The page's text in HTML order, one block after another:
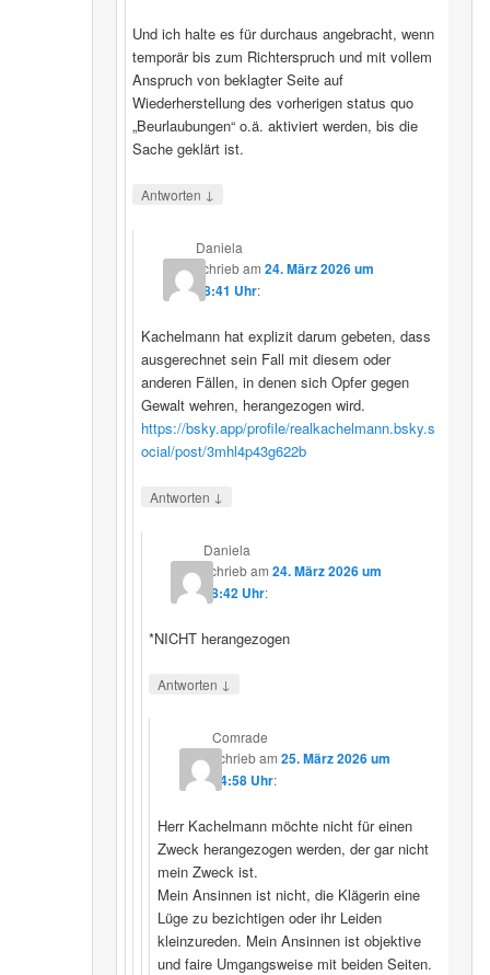
Und ich halte es für durchaus angebracht, wenn
temporär bis zum Richterspruch und mit vollem
Anspruch von beklagter Seite auf
Wiederherstellung des vorherigen status quo
„Beurlaubungen“ o.ä. aktiviert werden, bis die
Sache geklärt ist.
Antworten ↓
Daniela
schriebam 24. März 2026 um
08:41 Uhr:
Kachelmann hat explizit darum gebeten, dass
ausgerechnet sein Fall mit diesem oder
anderen Fällen, in denen sich Opfer gegen
Gewalt wehren, herangezogen wird.
https://bsky.app/profile/realkachelmann.bsky.s
ocial/post/3mhl4p43g622b
Antworten ↓
Daniela
schriebam24. März 2026 um
08:42 Uhr:
*NICHT herangezogen
Antworten ↓
Comrade
schriebam 25. März 2026 um
14:58 Uhr:
Herr Kachelmann möchte nicht für einen
Zweck herangezogen werden, der gar nicht
mein Zweck ist.
Mein Ansinnen ist nicht, die Klägerin eine
Lüge zu bezichtigen oder ihr Leiden
kleinzureden. Mein Ansinnen ist objektive
und faire Umgangsweise mit beiden Seiten.